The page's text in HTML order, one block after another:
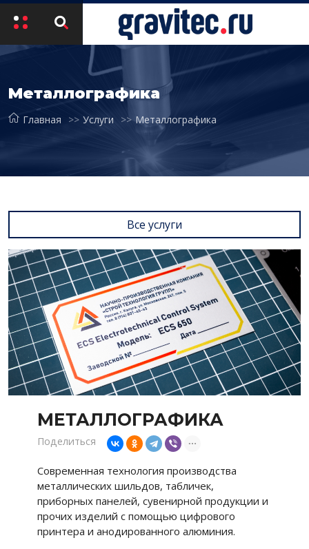
Металлографика
Главная Услуги Металлографика
Все услуги
МЕТАЛЛОГРАФИКА
Поделиться
Современная технология производства
металлических шильдов, табличек,
приборных панелей, сувенирной продукции и
прочих изделий с помощью цифрового
принтера и анодированного алюминия.